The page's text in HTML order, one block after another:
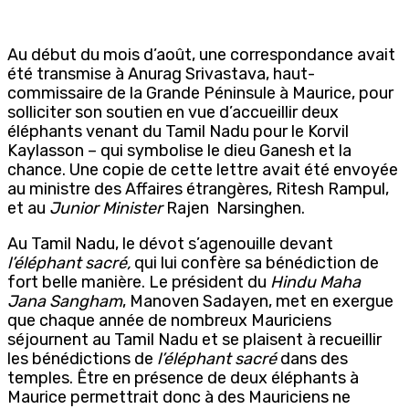
Au début du mois d’août, une correspondance avait
été transmise à Anurag Srivastava, haut-
commissaire de la Grande Péninsule à Maurice, pour
solliciter son soutien en vue d’accueillir deux
éléphants venant du Tamil Nadu pour le Korvil
Kaylasson – qui symbolise le dieu Ganesh et la
chance. Une copie de cette lettre avait été envoyée
au ministre des Affaires étrangères, Ritesh Rampul,
et au Junior MinisterRajen Narsinghen.
Au Tamil Nadu, le dévot s’agenouille devant
l’éléphant sacré, qui lui confère sa bénédiction de
fort belle manière. Le président du Hindu Maha
Jana Sangham, Manoven Sadayen, met en exergue
que chaque année de nombreux Mauriciens
séjournent au Tamil Nadu et se plaisent à recueillir
les bénédictions de l’éléphant sacrédans des
temples. Être en présence de deux éléphants à
Maurice permettrait donc à des Mauriciens ne